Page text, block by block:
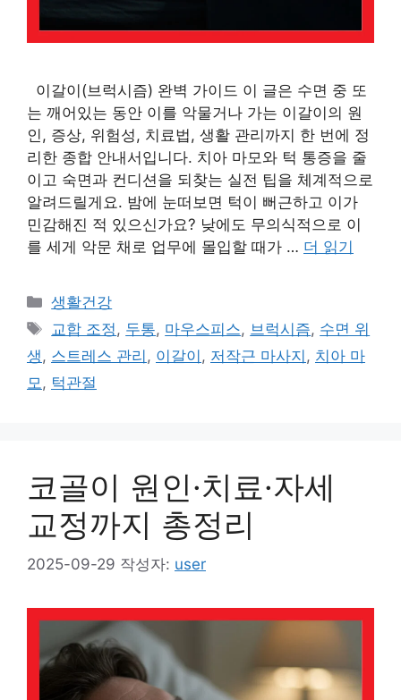
이갈이(브럭시즘) 완벽 가이드 이 글은 수면 중 또
는 깨어있는 동안 이를 악물거나 가는 이갈이의 원
인, 증상, 위험성, 치료법, 생활 관리까지 한 번에 정
리한 종합 안내서입니다. 치아 마모와 턱 통증을 줄
이고 숙면과 컨디션을 되찾는 실전 팁을 체계적으로
알려드릴게요. 밤에 눈떠보면 턱이 뻐근하고 이가
민감해진 적 있으신가요? 낮에도 무의식적으로 이
를 세게 악문 채로 업무에 몰입할 때가 … 더 읽기
카
테
리
생활건강
태
그
교합 조정, 두통, 마우스피스, 브럭시즘, 수면 위
생, 스트레스 관리 , 이갈이 , 저작근 마사지 , 치아 마
모, 턱관절
코골이 원인·치료·자세
교정까지 총정리
2025-09-29 작성자: user